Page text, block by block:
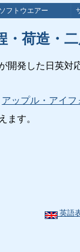
ソフトウエアー
・荷造・
開発した日英対
アップル・アイフ
ます。
英語